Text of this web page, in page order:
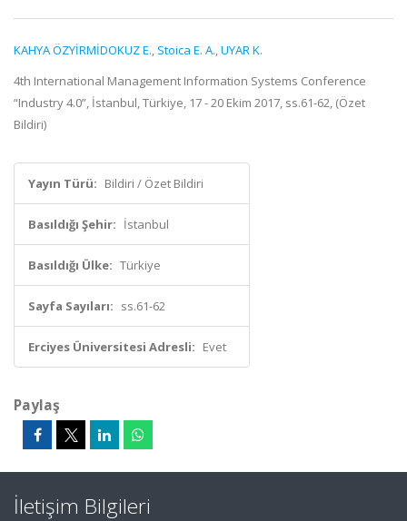
KAHYA ÖZYİRMİDOKUZ E., Stoica E. A.,UYAR K.
4th International Management Information Systems Conference
“Industry 4.0”, İstanbul, Türkiye, 17 - 20 Ekim 2017, ss.61-62, (Özet
Bildiri)
Yayın Türü: Bildiri / Özet Bildiri
Basıldığı Şehir: İstanbul
Basıldığı Ülke: Türkiye
Sayfa Sayıları: ss.61-62
Erciyes Üniversitesi Adresli: Evet
Paylaş
İletişim Bilgileri